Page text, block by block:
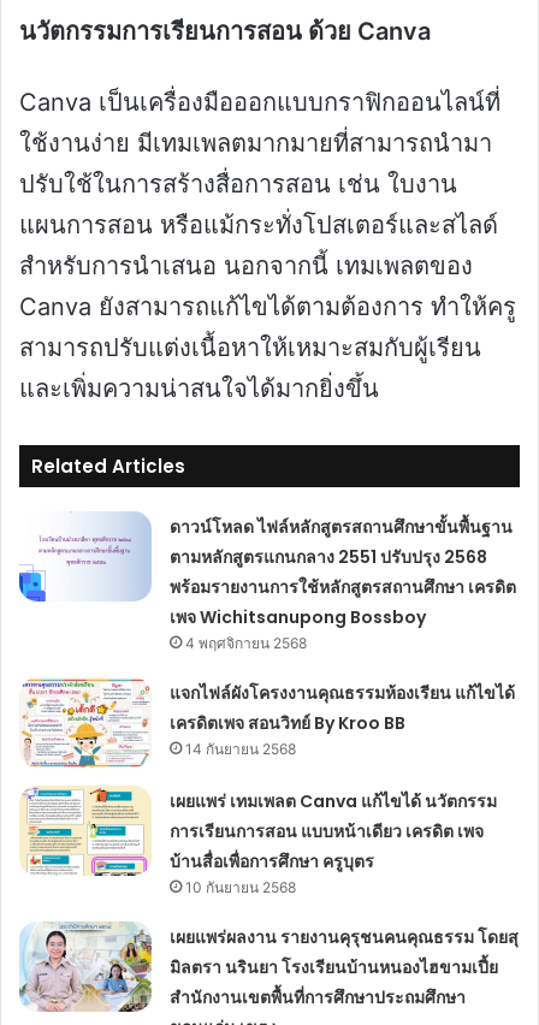
นวัตกรรมการเรียนการสอน ด้วย Canva
Canva เป็นเครื่องมือออกแบบกราฟิกออนไลน์ที่
ใช้งานง่าย มีเทมเพลตมากมายที่สามารถนำมา
ปรับใช้ในการสร้างสื่อการสอน เช่น ใบงาน
แผนการสอน หรือแม้กระทั่งโปสเตอร์และสไลด์
สำหรับการนำเสนอ นอกจากนี้ เทมเพลตของ
Canva ยังสามารถแก้ไขได้ตามต้องการ ทำให้ครู
สามารถปรับแต่งเนื้อหาให้เหมาะสมกับผู้เรียน
และเพิ่มความน่าสนใจได้มากยิ่งขึ้น
Related Articles
ดาวน์โหลด ไฟล์หลักสูตรสถานศึกษาขั้นพื้นฐาน
ตามหลักสูตรแกนกลาง 2551 ปรับปรุง 2568
พร้อมรายงานการใช้หลักสูตรสถานศึกษา เครดิต
เพจ Wichitsanupong Bossboy
4 พฤศจิกายน 2568
แจกไฟล์ผังโครงงานคุณธรรมห้องเรียน แก้ไขได้
เครดิตเพจ สอนวิทย์ By Kroo BB
14 กันยายน 2568
เผยแพร่ เทมเพลต Canva แก้ไขได้ นวัตกรรม
การเรียนการสอน แบบหน้าเดียว เครดิต เพจ
บ้านสื่อเพื่อการศึกษา ครูบุตร
10 กันยายน 2568
เผยแพร่ผลงาน รายงานคุรุชนคนคุณธรรม โดยสุ
มิลตรา นรินยา โรงเรียนบ้านหนองไฮขามเปี้ย
สำนักงานเขตพื้นที่การศึกษาประถมศึกษา